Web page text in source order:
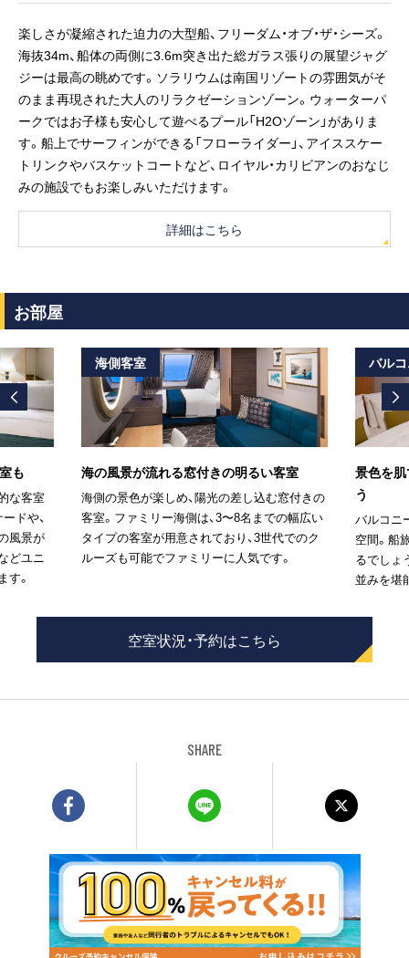
楽しさが凝縮された迫力の大型船、フリーダム・オブ・ザ・シーズ。
海抜34m、船体の両側に3.6m突き出た総ガラス張りの展望ジャグ
ジーは最高の眺めです。ソラリウムは南国リゾートの雰囲気がそ
のまま再現された大人のリラクゼーションゾーン。ウォーターパ
ークではお子様も安心して遊べるプール「H2Oゾーン」がありま
す。船上でサーフィンができる「フローライダー」、アイススケー
トリンクやバスケットコートなど、ロイヤル・カリビアンのおなじ
みの施設でもお楽しみいただけます。
詳細はこちら
お部屋
も
な客室
ドや、
風景が
どユニ
。
海側客室
海の風景が流れる窓付きの明るい客室
海側の景色が楽しめ、陽光の差し込む窓付きの
客室。ファミリー海側は、3〜8名までの幅広い
タイプの客室が用意されており、3世代でのク
ルーズも可能でファミリーに人気です。
バル
景色を
う
バルコニ
空間。船
るでしょ
並みを堪
空室状況・予約はこちら
SHARE